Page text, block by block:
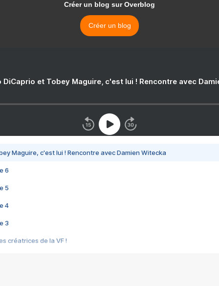
Créer un blog sur Overblog
Créer un blog
DiCaprio et Tobey Maguire, c'est lui ! Rencontre avec
Maguire, c'est lui ! Rencontre avec Damien Witecka
6
5
4
3
créatrices de la VF !